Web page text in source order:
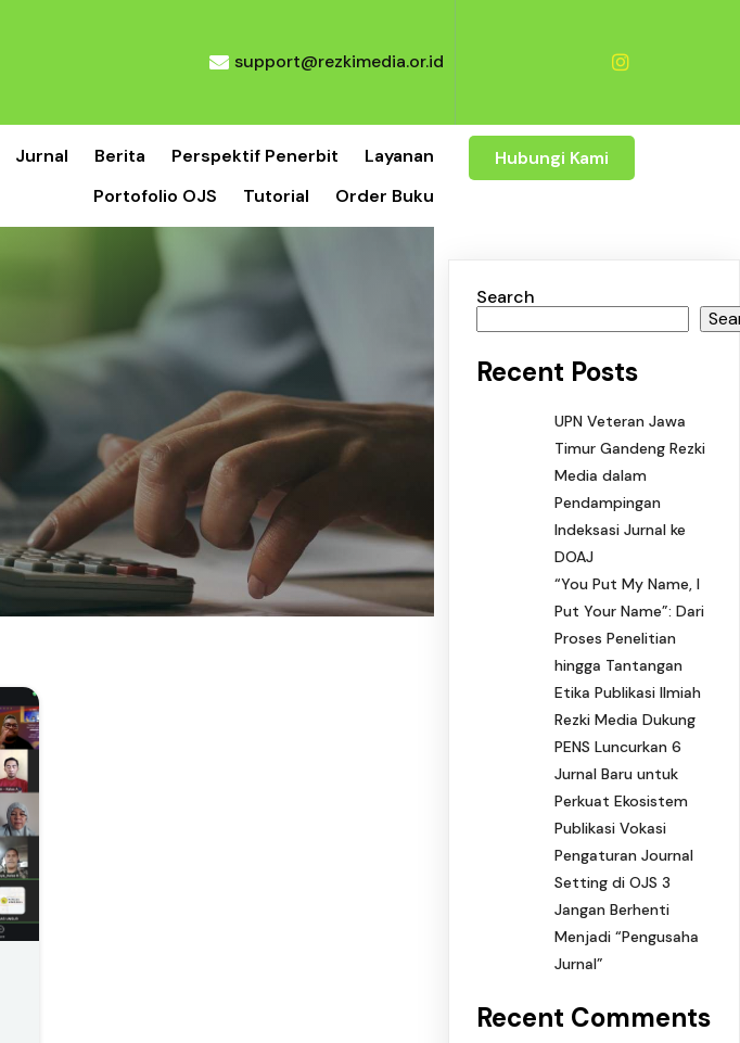
support@rezkimedia.or.id
Jurnal Berita Perspektif Penerbit
Layanan
Portofolio OJS
Tutorial Order Buku
Hubungi Kami
Search
Recent Posts
UPN Veteran Jawa
Timur Gandeng Rezki
Media dalam
Pendampingan
Indeksasi Jurnal ke
DOAJ
“You Put My Name, I
Put Your Name”: Dari
Proses Penelitian
hingga Tantangan
Etika Publikasi Ilmiah
Rezki Media Dukung
PENS Luncurkan 6
Jurnal Baru untuk
Perkuat Ekosistem
Publikasi Vokasi
Pengaturan Journal
Setting di OJS 3
Jangan Berhenti
Menjadi “Pengusaha
Jurnal”
Recent Comments